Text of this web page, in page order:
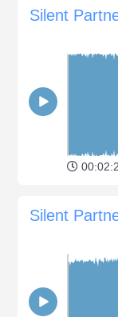
Silent
Silent